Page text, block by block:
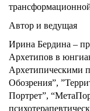
Автор и ведущая
Ирина Бердина –
Архетипов в
Архетипическими
Обозрения”,
Портрет”,